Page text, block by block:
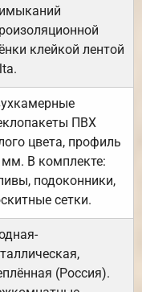
клейкой лентой
ПВХ
цвета, профиль
мм. В комплекте:
подоконники,
сетки.
(Россия).